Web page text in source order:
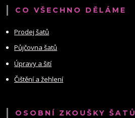
CO VŠECHNO DĚLÁME
Prodej šatů
Půjčovna šatů
Úpravy a šití
Čištění a žehlení
OSOBNÍ ZKOUŠKY ŠATŮ